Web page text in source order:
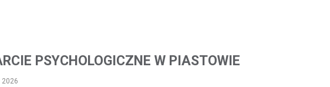
PSYCHOLOGICZNE W PIASTOWIE
2026